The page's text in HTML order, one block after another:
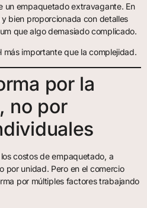
un empaquetado extravagante. En
bien proporcionada con detalles
que algo demasiado complicado.
más importante que la complejidad.
por la
no por
costos de empaquetado, a
por unidad. Pero en el comercio
por múltiples factores trabajando